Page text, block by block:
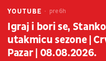
YOUTUBE pre 6h
Igraj i bori se,
utakmicu sezone |
Pazar | 08.08.2026.